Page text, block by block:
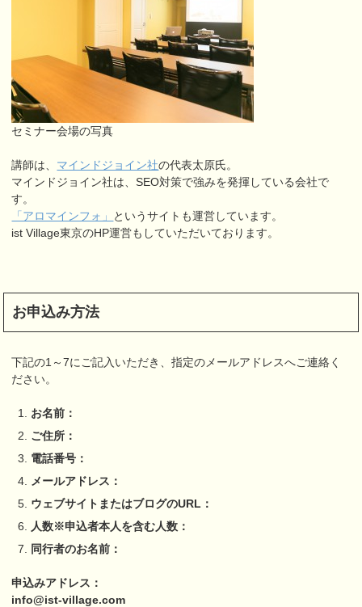
セミナー会場の写真
講師は、 マインドジョイン社の代表太原氏。
マインドジョイン社は、SEO対策で強みを発揮している会社で
す。
「アロマインフォ」 というサイトも運営しています。
ist Village東京のHP運営もしていただいております。
お申込み方法
下記の1～7にご記入いただき、指定のメールアドレスへご連絡く
ださい。
お名前：
ご住所：
電話番号：
メールアドレス：
ウェブサイトまたはブログのURL ：
人数※申込者本人を含む人数：
同行者のお名前：
申込みアドレス：
info@ist-village.com